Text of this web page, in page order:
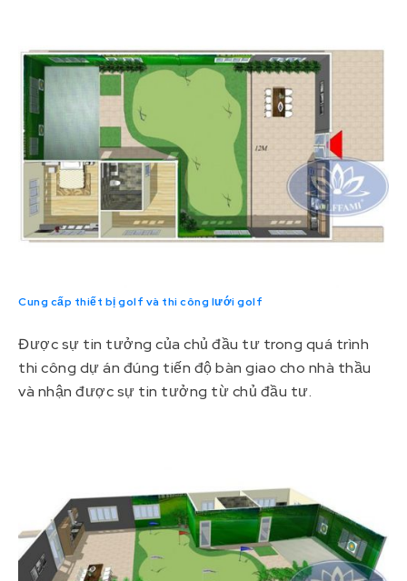
Cung cấp thiết bị golf và thi công lưới golf
Được sự tin tưởng của chủ đầu tư trong quá trình
thi công dự án đúng tiến độ bàn giao cho nhà thầu
và nhận được sự tin tưởng từ chủ đầu tư.